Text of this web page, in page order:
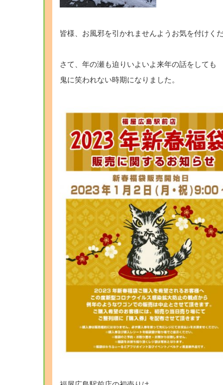
皆様、お風邪を引かれませんようお気を付けく
さて、年の瀬も迫りいよいよ来年の話をしても
鬼に笑われない時期になりました。